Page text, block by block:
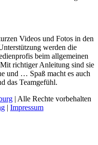
Videos und Fotos in den
werden die
beim allgemeinen
richtiger Anleitung sind sie
und … Spaß macht es auch
das Teamgefühl.
| Alle Rechte vorbehalten
| Impressum